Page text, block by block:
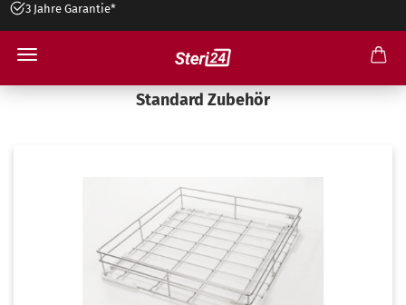
3 Jahre Garantie*
Ratenzahlung möglich
Standard Zubehör